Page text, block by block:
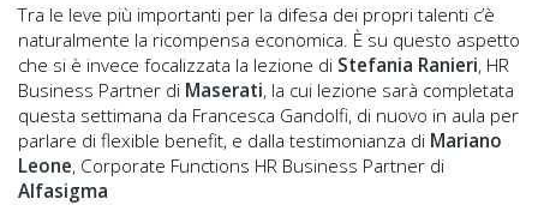
Tra le leve più importanti per la difesa dei propri talenti c’è
naturalmente la ricompensa economica. È su questo aspetto
che si è invece focalizzata la lezione di Stefania Ranieri, HR
Business Partner di Maserati, la cui lezione sarà completata
questa settimana da Francesca Gandolfi, di nuovo in aula per
parlare di flexible benefit, e dalla testimonianza di Mariano
Leone, Corporate Functions HR Business Partner di
Alfasigma